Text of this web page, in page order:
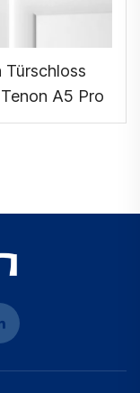
Türschloss
A5 Pro